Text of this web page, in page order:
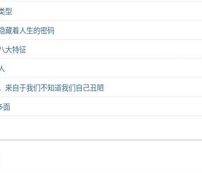
型
藏着人生的密码
大特征
来自于我们不知道我们自己丑陋
面